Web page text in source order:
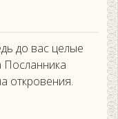
до вас целые
Посланника
откровения.